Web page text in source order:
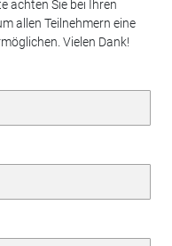
achten Sie bei Ihren
allen Teilnehmern eine
Vielen Dank!